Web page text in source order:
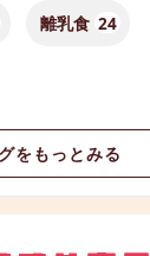
離乳食 24
をもっとみる